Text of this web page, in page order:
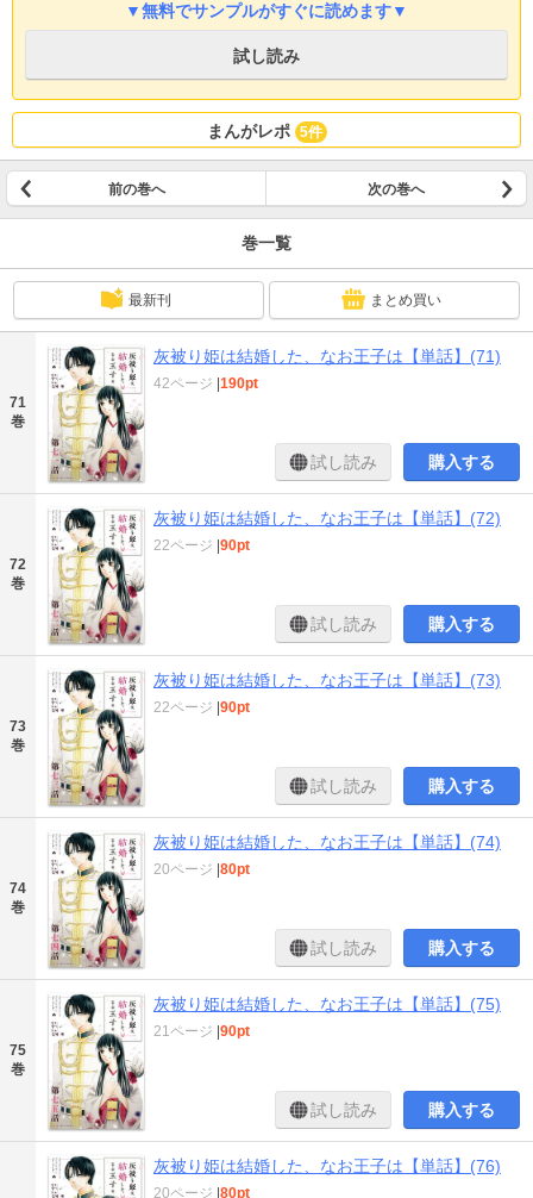
▼無料でサンプルがすぐに読めます▼
試し読み
まんがレポ 5件
前の巻へ 次の巻へ
巻一覧
最新刊 まとめ買い
71
巻
灰被り姫は結婚した、なお王子は【単話】(71)
42ページ 190pt
試し読み 購入する
72
巻
灰被り姫は結婚した、なお王子は【単話】(72)
22ページ 90pt
試し読み 購入する
73
巻
灰被り姫は結婚した、なお王子は【単話】(73)
22ページ 90pt
試し読み 購入する
74
巻
灰被り姫は結婚した、なお王子は【単話】(74)
20ページ 80pt
試し読み 購入する
75
巻
灰被り姫は結婚した、なお王子は【単話】(75)
21ページ 90pt
試し読み 購入する
灰被り姫は結婚した、なお王子は【単話】(76)
20ページ 80pt